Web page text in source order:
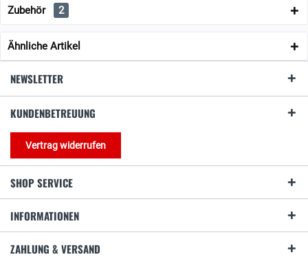
Zubehör 2
Ähnliche Artikel
NEWSLETTER
KUNDENBETREUUNG
Vertrag widerrufen
SHOP SERVICE
INFORMATIONEN
ZAHLUNG & VERSAND